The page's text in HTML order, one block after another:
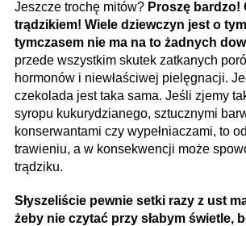
Jeszcze trochę mitów? Proszę bardzo!
trądzikiem! Wiele dziewczyn jest o
tymczasem nie ma na to żadnych
przede wszystkim skutek zatkanych
hormonów i niewłaściwej pielęgnacji.
czekolada jest taka sama. Jeśli zjemy
syropu kukurydzianego, sztucznymi
konserwantami czy wypełniaczami, to
trawieniu, a w konsekwencji może
trądziku.
Słyszeliście pewnie setki razy z ust
żeby nie czytać przy słabym świetle,